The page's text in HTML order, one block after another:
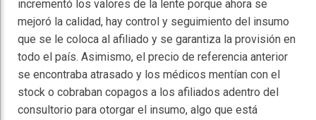
incrementó los valores de la lente porque ahora se
mejoró la calidad, hay control y seguimiento del insumo
que se le coloca al afiliado y se garantiza la provisión en
todo el país. Asimismo, el precio de referencia anterior
se encontraba atrasado y los médicos mentían con el
stock o cobraban copagos a los afiliados adentro del
consultorio para otorgar el insumo, algo que está